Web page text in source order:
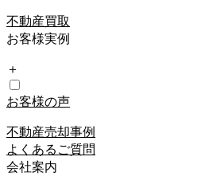
不動産買取
お客様実例
＋
お客様の声
不動産売却事例
よくあるご質問
会社案内